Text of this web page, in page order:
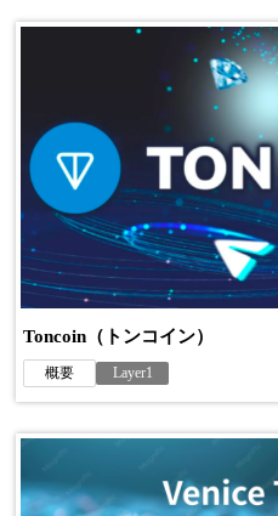
Toncoin（トンコイン）
概要 Layer1